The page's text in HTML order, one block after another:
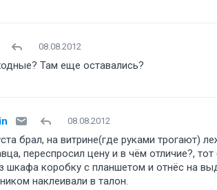
08.08.2012
Там еще оставались
08.08.2012
брал, на витрине(где руками трогают)
переспросил цену и в чём отличие?,
шкафа коробку с планшетом и отнёс на
наклеивали в талон.